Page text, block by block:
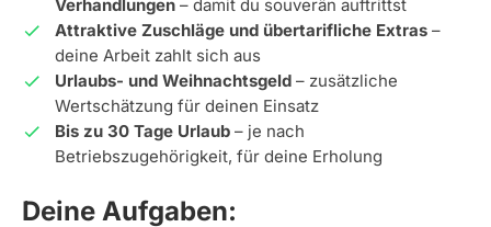
Verhandlungen – damit du souverän auftrittst
Attraktive Zuschläge und übertarifliche Extras –
deine Arbeit zahlt sich aus
Urlaubs- und Weihnachtsgeld – zusätzliche
Wertschätzung für deinen Einsatz
Bis zu 30 Tage Urlaub – je nach
Betriebszugehörigkeit, für deine Erholung
Deine Aufgaben: